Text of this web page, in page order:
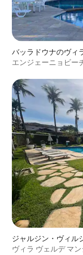
バッラドウナのヴィ
エンジェーニョビー
ジャルジン・ヴィル
ヴィラ ヴェルデ マ